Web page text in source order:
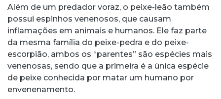
Além de um predador voraz, o peixe-leão também
possui espinhos venenosos, que causam
inflamações em animais e humanos. Ele faz parte
da mesma família do peixe-pedra e do peixe-
escorpião, ambos os “parentes” são espécies mais
venenosas, sendo que a primeira é a única espécie
de peixe conhecida por matar um humano por
envenenamento.